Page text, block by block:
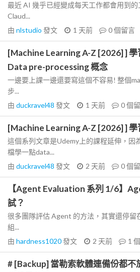
最近 AI 幾乎已經變成每天工作都會用到的
Claud...
由 nlstudio 發文 1 天前 0個留言
[Machine Learning A-Z [2026] ] 學
Data pre-processing 概念
一邊要上課一邊還要寫這個不容易! 整個
步...
由 duckravel48 發文 1 天前 0個
[Machine Learning A-Z [2026] ] 學
這個系列文章是Udemy上的課程延伸，因
檔學一點data...
由 duckravel48 發文 2 天前 0個
【Agent Evaluation 系列 1/6】
試？
很多團隊評估 Agent 的方法，其實還停
組...
由 hardness1020發文 2 天前 1
# [Backup] 當勒索軟體連備份都不